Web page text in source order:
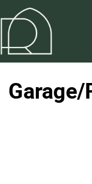
Ga naar hoofdinhoud